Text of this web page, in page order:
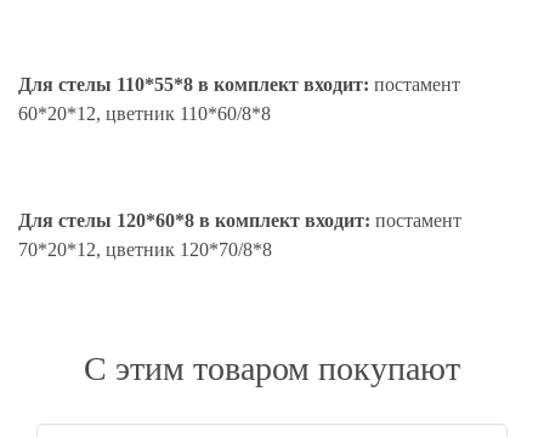
Для стелы 110*55*8 в комплект входит: постамент
60*20*12, цветник 110*60/8*8
Для стелы 120*60*8 в комплект входит: постамент
70*20*12, цветник 120*70/8*8
С этим товаром покупают